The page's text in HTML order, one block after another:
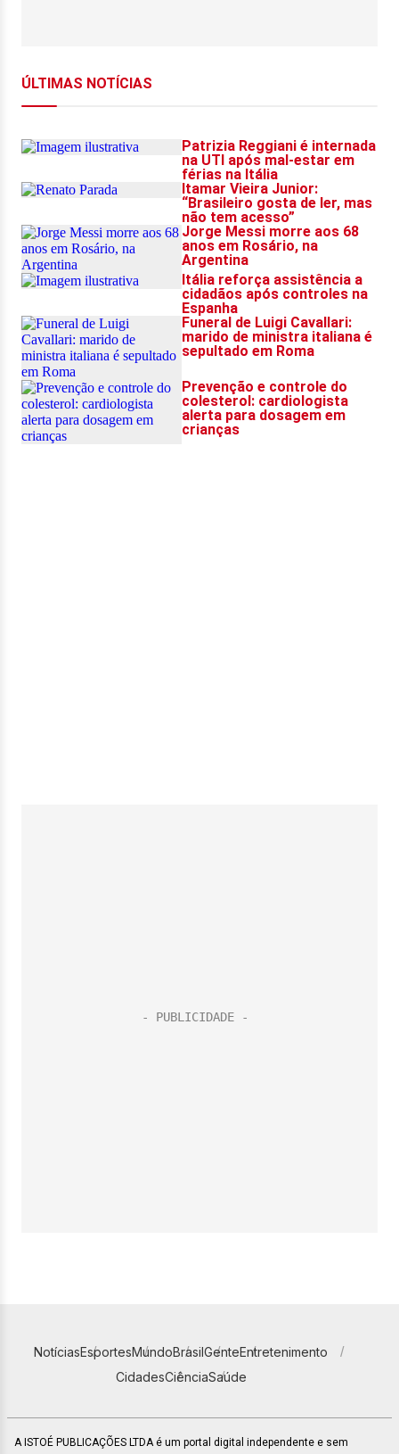
NotíciasEsportesMundoBrasilGenteEntretenimento
CidadesCiênciaSaúde
A ISTOÉ PUBLICAÇÕES LTDA é um portal digital independente e sem